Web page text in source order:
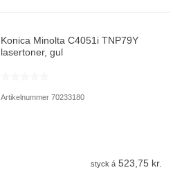
Konica Minolta C4051i TNP79Y
lasertoner, gul
Artikelnummer 70233180
styck á 523,75 kr.